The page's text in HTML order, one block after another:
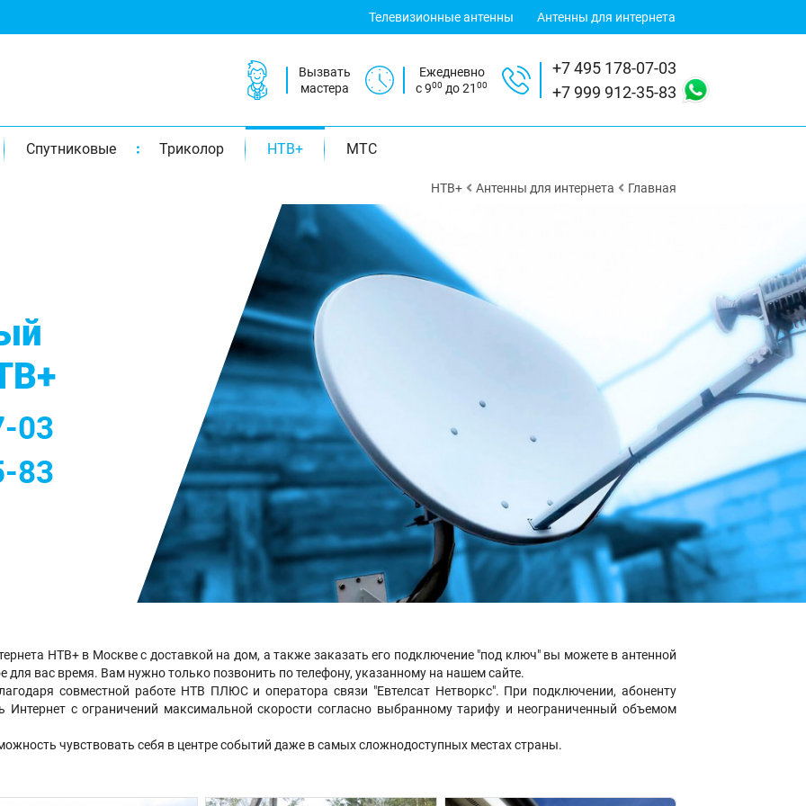
Телевизионные антенны Антенны для интернета
Вызвать
мастера
Ежедневно
с 900 до 21 00
+7 495 178-07-03
+7 999 912-35-83
Спутниковые Триколор НТВ+ МТС
НТВ+ Антенны для интернета Главная
03
83
НТВ+ в Москве с доставкой на дом, а также заказать его подключение "под ключ" вы можете в антенной
для вас время. Вам нужно только позвонить по телефону, указанному на нашем сайте.
совместной работе НТВ ПЛЮС и оператора связи "Евтелсат Нетворкс". При подключении, абоненту
Интернет с ограничений максимальной скорости согласно выбранному тарифу и неограниченный объемом
чувствовать себя в центре событий даже в самых сложнодоступных местах страны.